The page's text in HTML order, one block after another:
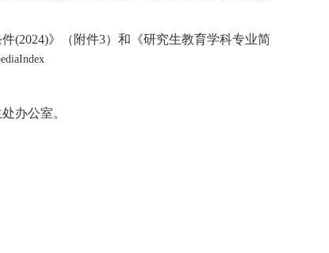
件(2024)》 （ 附件3） 和《研究生教育学科专业简
办公室。